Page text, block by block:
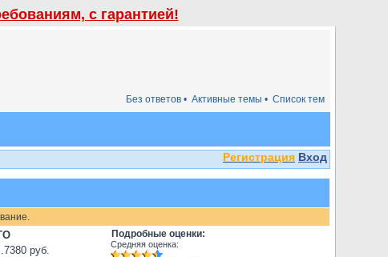
с гарантией!
Список тем
Активные темы •
Без ответов •
Регистрация Вход
руб.
Подробные оценки:
Средняя оценка: